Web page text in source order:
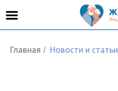
Главная / Новости и статьи